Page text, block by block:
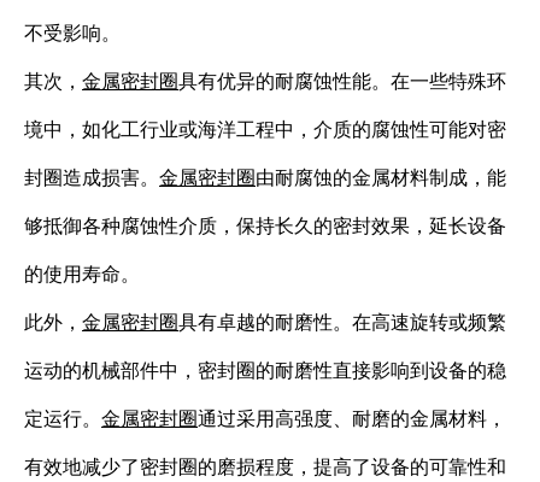
不受影响。
其次， 金属密封圈具有优异的耐腐蚀性能。在一些特殊环
境中，如化工行业或海洋工程中，介质的腐蚀性可能对密
封圈造成损害。 金属密封圈由耐腐蚀的金属材料制成，能
够抵御各种腐蚀性介质，保持长久的密封效果，延长设备
的使用寿命。
此外， 金属密封圈具有卓越的耐磨性。在高速旋转或频繁
运动的机械部件中，密封圈的耐磨性直接影响到设备的稳
定运行。 金属密封圈通过采用高强度、耐磨的金属材料，
有效地减少了密封圈的磨损程度，提高了设备的可靠性和